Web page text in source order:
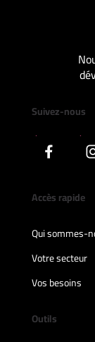
Suivez-nous
Accès rapide
Qui sommes-
Votre secteur
Vos besoins
Outils